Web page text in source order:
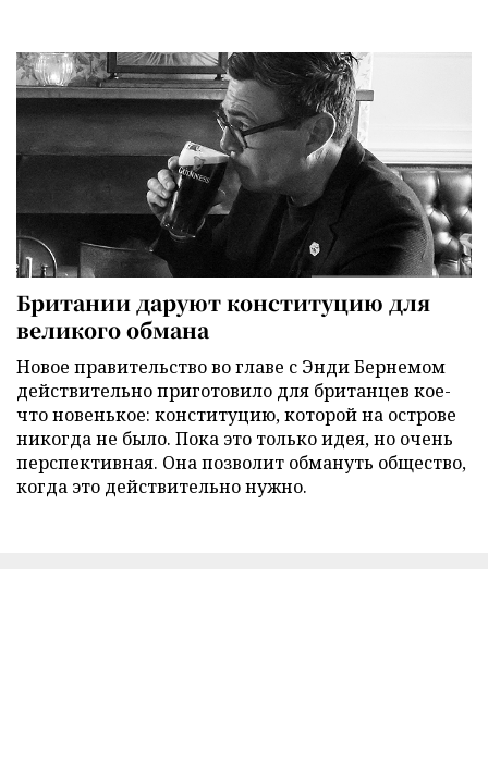
Британии даруют конституцию для
великого обмана
Новое правительство во главе с Энди Бернемом
действительно приготовило для британцев кое-
что новенькое: конституцию, которой на острове
никогда не было. Пока это только идея, но очень
перспективная. Она позволит обмануть общество,
когда это действительно нужно.